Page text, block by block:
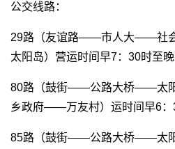
公交线路：
29路（友谊路——市人大——
太阳岛）营运时间早7：30时至
80路（鼓街——公路大桥——太
乡政府——万友村）运时间早6：
85路（鼓街——公路大桥——太